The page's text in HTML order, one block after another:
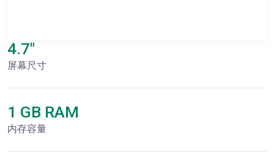
4.7"
屏幕尺寸
1 GB RAM
内存容量